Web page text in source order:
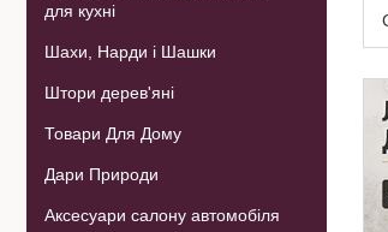
для кухні
Шахи, Нарди і Шашки
Штори дерев'яні
Товари Для Дому
Дари Природи
Аксесуари салону автомобіля